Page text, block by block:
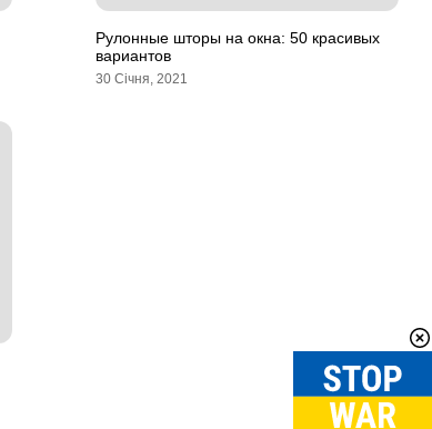
Рулонные шторы на окна: 50 красивых
вариантов
30 Січня, 2021